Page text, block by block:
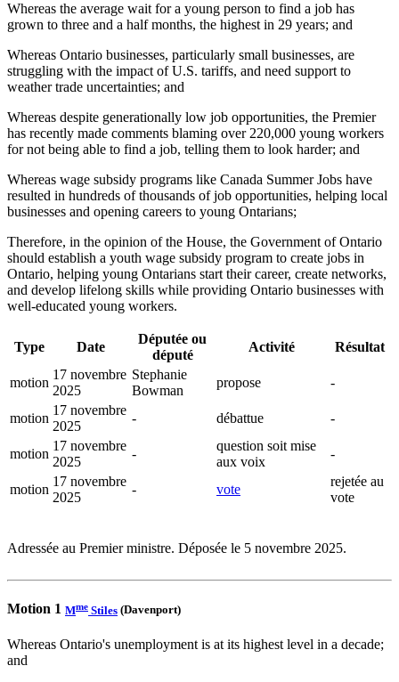
Whereas the average wait for a young person to find a job has
grown to three and a half months, the highest in 29 years; and
Whereas Ontario businesses, particularly small businesses, are
struggling with the impact of U.S. tariffs, and need support to
weather trade uncertainties; and
Whereas despite generationally low job opportunities, the Premier
has recently made comments blaming over 220,000 young workers
for not being able to find a job, telling them to look harder; and
Whereas wage subsidy programs like Canada Summer Jobs have
resulted in hundreds of thousands of job opportunities, helping local
businesses and opening careers to young Ontarians;
Therefore, in the opinion of the House, the Government of Ontario
should establish a youth wage subsidy program to create jobs in
Ontario, helping young Ontarians start their career, create networks,
and develop lifelong skills while providing Ontario businesses with
well-educated young workers.
Type Date
Députée ou
député
Activité Résultat
motion
17 novembre
2025
Stephanie
Bowman
propose -
motion
17 novembre
2025
- débattue -
motion
17 novembre
2025
-
question soit mise
aux voix
-
motion
17 novembre
2025
- vote
rejetée au
vote
Adressée au Premier ministre. Déposée le 5 novembre 2025.
Motion 1 Mme Stiles (Davenport)
Whereas Ontario's unemployment is at its highest level in a decade;
and